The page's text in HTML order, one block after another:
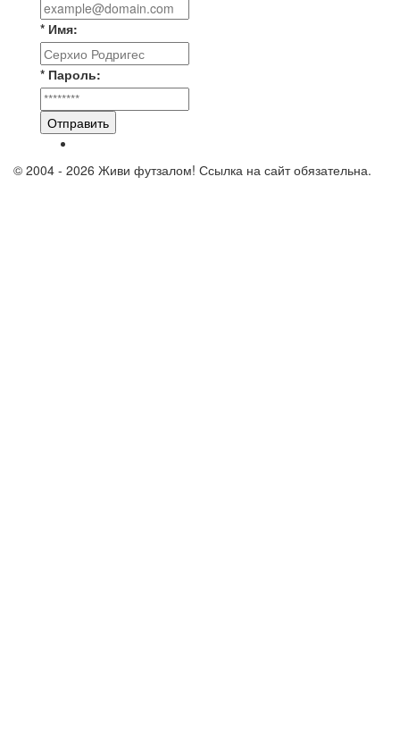
* Имя:
* Пароль:
Отправить
© 2004 - 2026 Живи футзалом! Ссылка на сайт обязательна.